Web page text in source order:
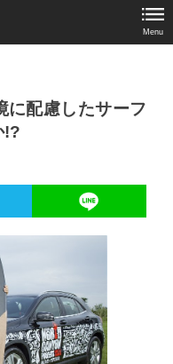
Menu
に配慮したサーフ
!?